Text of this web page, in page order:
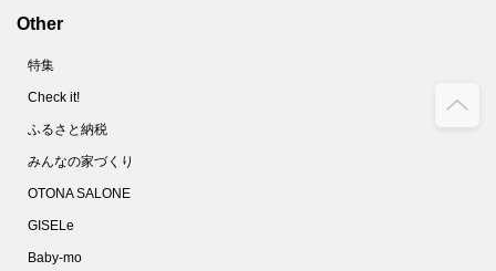
Other
特集
Check it!
ふるさと納税
みんなの家づくり
OTONA SALONE
GISELe
Baby-mo